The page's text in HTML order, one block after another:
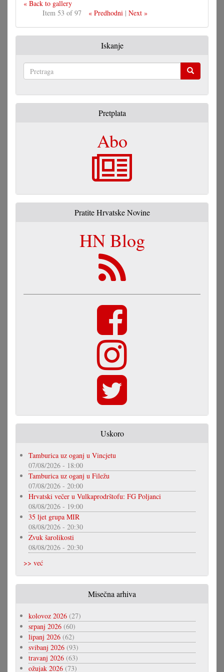
« Back to gallery
Item 53 of 97
« Predhodni| Next »
Iskanje
Pretplata
Abo
Pratite Hrvatske Novine
HN Blog
Uskoro
Tamburica uz oganj u Vincjetu
07/08/2026 - 18:00
Tamburica uz oganj u Filežu
07/08/2026 - 20:00
Hrvatski večer u Vulkaprodrštofu: FG Poljanci
08/08/2026 - 19:00
35 ljet grupa MIR
08/08/2026 - 20:30
Zvuk šarolikosti
08/08/2026 - 20:30
>> već
Misečna arhiva
kolovoz 2026 (27)
srpanj 2026 (60)
lipanj 2026 (62)
svibanj 2026 (93)
travanj 2026 (63)
ožujak 2026 (73)